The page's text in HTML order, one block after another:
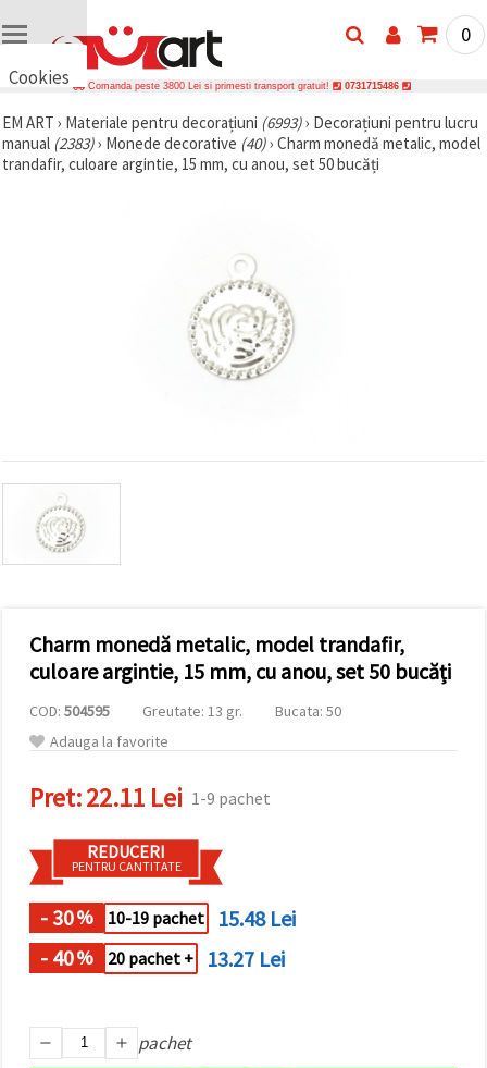
Cookies
vrem să vă
oferim
câteva
cookie -uri.
vizitele.
Puteți fi de
acord să
utilizați
toate
site!" Sau să
vă indicați
preferințele
selectând
cookie -uri
pe butonul
"Salvați"
Аcceptati
Setări
0
Comanda peste 3800 Lei si primesti transport gratuit! 0731715486
EM ART › Materiale pentru decorațiuni (6993)› Decorațiuni pentru lucru
manual (2383)› Monede decorative (40)› Charm monedă metalic, model
trandafir, culoare argintie, 15 mm, cu anou, set 50 bucăți
Charm monedă metalic, model trandafir,
culoare argintie, 15 mm, cu anou, set 50 bucăți
COD: 504595 Greutate: 13 gr.
Bucata: 50
Adauga la favorite
Pret:22.11 Lei 1-9 pachet
REDUCERI
PENTRU CANTITATE
- 30% 10-19 pachet
15.48 Lei
- 40% 20 pachet + 13.27 Lei
pachet